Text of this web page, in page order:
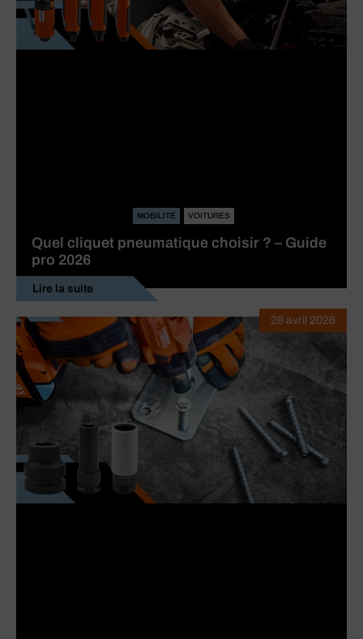
MOBILITE VOITURES
Quel cliquet pneumatique choisir ? – Guide
pro 2026
Lire la suite
28 avril 2026